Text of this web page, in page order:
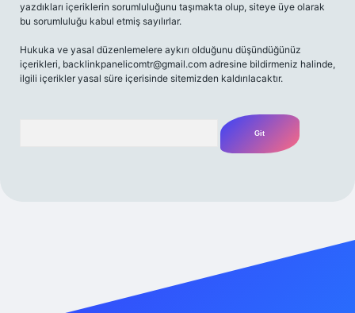
yazdıkları içeriklerin sorumluluğunu taşımakta olup, siteye üye olarak
bu sorumluluğu kabul etmiş sayılırlar.
Hukuka ve yasal düzenlemelere aykırı olduğunu düşündüğünüz
içerikleri, backlinkpanelicomtr@gmail.com adresine bildirmeniz halinde,
ilgili içerikler yasal süre içerisinde sitemizden kaldırılacaktır.